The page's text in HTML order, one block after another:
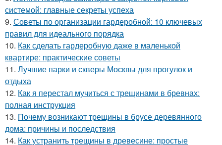
системой: главные секреты успеха
9. Советы по организации гардеробной: 10 ключевых
правил для идеального порядка
10. Как сделать гардеробную даже в маленькой
квартире: практические советы
11. Лучшие парки и скверы Москвы для прогулок и
отдыха
12. Как я перестал мучиться с трещинами в бревнах:
полная инструкция
13. Почему возникают трещины в брусе деревянного
дома: причины и последствия
14. Как устранить трещины в древесине: простые